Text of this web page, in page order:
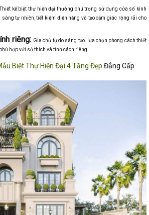
kế biệt thự hiện đại thường chú trọng sử dụng cửa sổ kính
tự nhiên, tiết kiệm điện năng và tạo cảm giác rộng rãi cho
riêng: Gia chủ tự do sáng tạo. lựa chọn phong cách thiết
hợp với sở thích và tính cách riêng
Biệt Thự Hiện Đại 4 Tầng Đẹp Đẳng Cấp